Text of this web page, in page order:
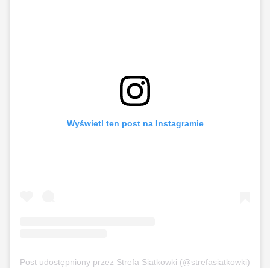
Wyświetl ten post na Instagramie
Post udostępniony przez Strefa Siatkowki (@strefasiatkowki)